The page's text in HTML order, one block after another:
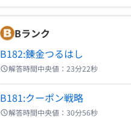
Bランク
B182:錬金つるはし
解答時間中央値： 23分22秒
B181:クーポン戦略
解答時間中央値： 30分56秒